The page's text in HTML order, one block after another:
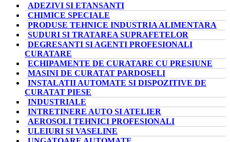
ADEZIVI SI ETANSANTI
CHIMICE SPECIALE
PRODUSE TEHNICE INDUSTRIA ALIMENTARA
SUDURI SI TRATAREA SUPRAFETELOR
DEGRESANTI SI AGENTI PROFESIONALI
CURATARE
ECHIPAMENTE DE CURATARE CU PRESIUNE
MASINI DE CURATAT PARDOSELI
INSTALATII AUTOMATE SI DISPOZITIVE DE
CURATAT PIESE
INDUSTRIALE
INTRETINERE AUTO SI ATELIER
AEROSOLI TEHNICI PROFESIONALI
ULEIURI SI VASELINE